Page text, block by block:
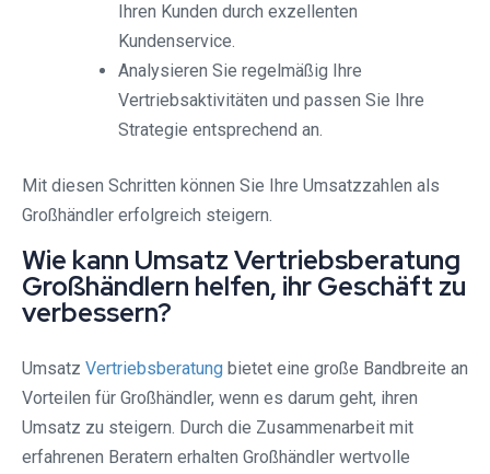
Ihren Kunden durch exzellenten
Kundenservice.
Analysieren Sie regelmäßig Ihre
Vertriebsaktivitäten und passen Sie Ihre
Strategie entsprechend an.
Mit diesen Schritten können Sie Ihre Umsatzzahlen als
Großhändler erfolgreich steigern.
Wie kann Umsatz Vertriebsberatung
Großhändlern helfen, ihr Geschäft zu
verbessern?
Umsatz Vertriebsberatung bietet eine große Bandbreite an
Vorteilen für Großhändler, wenn es darum geht, ihren
Umsatz zu steigern. Durch die Zusammenarbeit mit
erfahrenen Beratern erhalten Großhändler wertvolle